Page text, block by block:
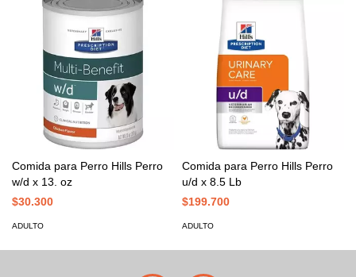
Comida para Perro Hills Perro
w/d x 13. oz
$30.300
ADULTO
Comida para Perro Hills Perro
u/d x 8.5 Lb
$199.700
ADULTO